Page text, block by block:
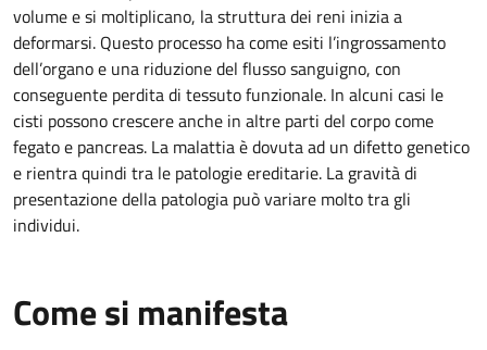
volume e si moltiplicano, la struttura dei reni inizia a
deformarsi. Questo processo ha come esiti l’ingrossamento
dell’organo e una riduzione del flusso sanguigno, con
conseguente perdita di tessuto funzionale. In alcuni casi le
cisti possono crescere anche in altre parti del corpo come
fegato e pancreas. La malattia è dovuta ad un difetto genetico
e rientra quindi tra le patologie ereditarie. La gravità di
presentazione della patologia può variare molto tra gli
individui.
Come si manifesta